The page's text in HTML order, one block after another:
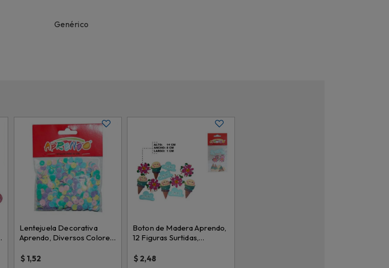
Genérico
Lentejuela Decorativa
Aprendo, Diversos Colores,
$ 1,52
Boton de Madera Aprendo,
12 Figuras Surtidas,
$ 2,48